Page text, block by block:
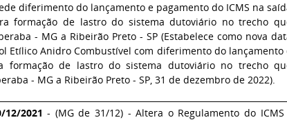
diferimento do lançamento e pagamento do ICMS na
formação de lastro do sistema dutoviário no trecho
- MG a Ribeirão Preto - SP (Estabelece como nova
Etílico Anidro Combustível com diferimento do lançamento
formação de lastro do sistema dutoviário no trecho
- MG a Ribeirão Preto - SP, 31 de dezembro de 2022).
12/2021 - (MG de 31/12) - Altera o Regulamento do ICMS